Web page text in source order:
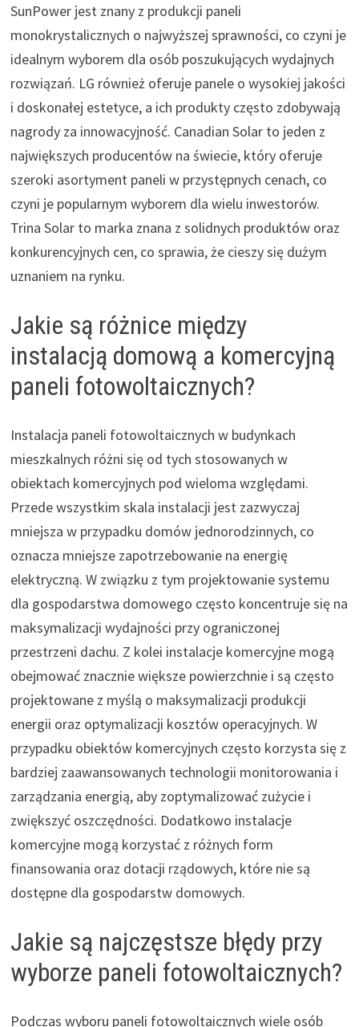
SunPower jest znany z produkcji paneli
monokrystalicznych o najwyższej sprawności, co czyni je
idealnym wyborem dla osób poszukujących wydajnych
rozwiązań. LG również oferuje panele o wysokiej jakości
i doskonałej estetyce, a ich produkty często zdobywają
nagrody za innowacyjność. Canadian Solar to jeden z
największych producentów na świecie, który oferuje
szeroki asortyment paneli w przystępnych cenach, co
czyni je popularnym wyborem dla wielu inwestorów.
Trina Solar to marka znana z solidnych produktów oraz
konkurencyjnych cen, co sprawia, że cieszy się dużym
uznaniem na rynku.
Jakie są różnice między
instalacją domową a komercyjną
paneli fotowoltaicznych?
Instalacja paneli fotowoltaicznych w budynkach
mieszkalnych różni się od tych stosowanych w
obiektach komercyjnych pod wieloma względami.
Przede wszystkim skala instalacji jest zazwyczaj
mniejsza w przypadku domów jednorodzinnych, co
oznacza mniejsze zapotrzebowanie na energię
elektryczną. W związku z tym projektowanie systemu
dla gospodarstwa domowego często koncentruje się na
maksymalizacji wydajności przy ograniczonej
przestrzeni dachu. Z kolei instalacje komercyjne mogą
obejmować znacznie większe powierzchnie i są często
projektowane z myślą o maksymalizacji produkcji
energii oraz optymalizacji kosztów operacyjnych. W
przypadku obiektów komercyjnych często korzysta się z
bardziej zaawansowanych technologii monitorowania i
zarządzania energią, aby zoptymalizować zużycie i
zwiększyć oszczędności. Dodatkowo instalacje
komercyjne mogą korzystać z różnych form
finansowania oraz dotacji rządowych, które nie są
dostępne dla gospodarstw domowych.
Jakie są najczęstsze błędy przy
wyborze paneli fotowoltaicznych?
Podczas wyboru paneli fotowoltaicznych wiele osób